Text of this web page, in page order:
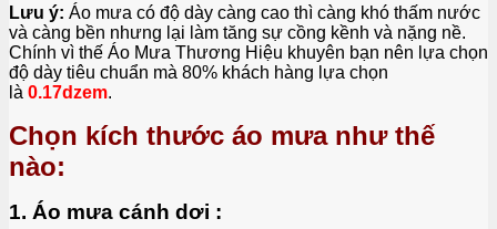
Lưu ý: Áo mưa có độ dày càng cao thì càng khó thấm nước
và càng bền nhưng lại làm tăng sự cồng kềnh và nặng nề.
Chính vì thế Áo Mưa Thương Hiệu khuyên bạn nên lựa chọn
độ dày tiêu chuẩn mà 80% khách hàng lựa chọn
là 0.17dzem.
Chọn kích thước áo mưa như thế
nào:
1. Áo mưa cánh dơi :